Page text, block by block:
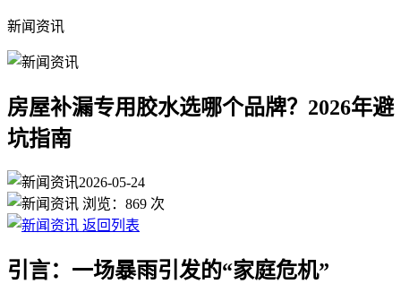
新闻资讯
房屋补漏专用胶水选哪个品牌？2026年避
坑指南
2026-05-24
浏览： 869 次
返回列表
引言：一场暴雨引发的“家庭危机”